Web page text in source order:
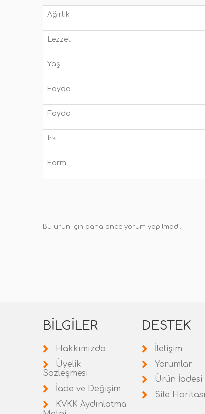
Ağırlık
Lezzet
Yaş
Fayda
Fayda
Irk
Form
Bu ürün için daha önce yorum yapılmadı.
BILGILER
Hakkımızda
Üyelik
Sözleşmesi
İade ve Değişim
KVKK Aydınlatma
DESTEK
İletişim
Yorumlar
Ürün İadesi
Site Haritası